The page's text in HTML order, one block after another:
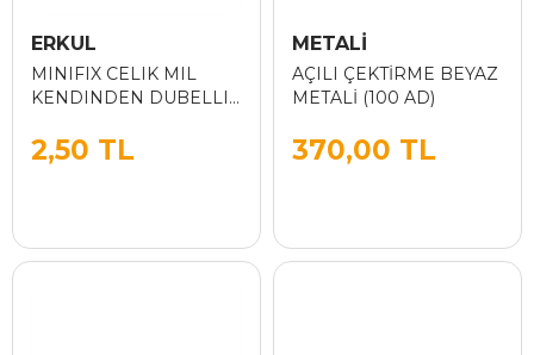
ERKUL
MINIFIX CELIK MIL
KENDINDEN DUBELLI
2,50 TL
METALİ
AÇILI ÇEKTİRME BEYAZ
METALİ (100 AD)
370,00 TL